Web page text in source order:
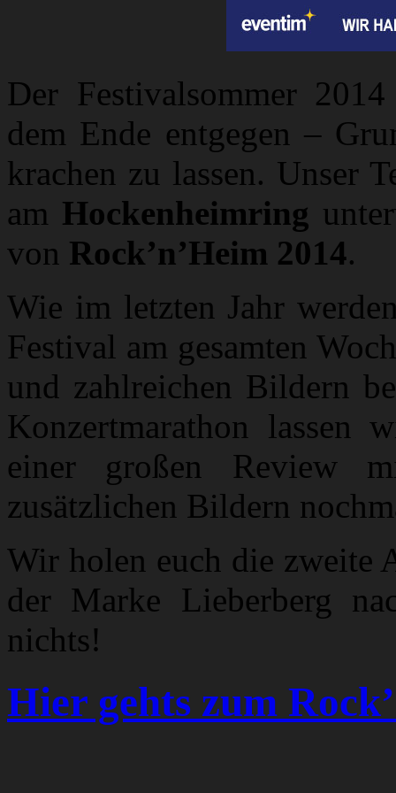
Der Festivalsommer
dem Ende entgegen –
krachen zu lassen. Unser
am Hockenheimring
von Rock’n’Heim 2014.
Wie im letzten Jahr
Festival am gesamten
und zahlreichen Bildern
Konzertmarathon lassen
einer großen Review
zusätzlichen Bildern
Wir holen euch die zweite
der Marke Lieberberg
nichts!
Hier gehts zum